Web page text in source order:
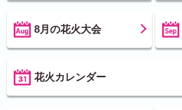
8月の花火大会
花火カレンダー